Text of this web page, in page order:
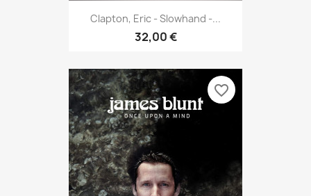
Clapton, Eric - Slowhand -...
32,00 €
favorite_border